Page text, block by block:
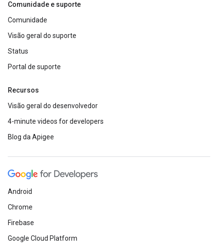
Comunidade e suporte
Comunidade
Visão geral do suporte
Status
Portal de suporte
Recursos
Visão geral do desenvolvedor
4-minute videos for developers
Blog da Apigee
Android
Chrome
Firebase
Google Cloud Platform